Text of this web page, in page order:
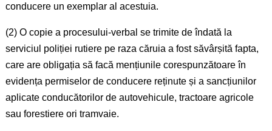
conducere un exemplar al acestuia.
(2) O copie a procesului-verbal se trimite de îndată la
serviciul poliției rutiere pe raza căruia a fost săvârșită fapta,
care are obligația să facă mențiunile corespunzătoare în
evidența permiselor de conducere reținute și a sancțiunilor
aplicate conducătorilor de autovehicule, tractoare agricole
sau forestiere ori tramvaie.